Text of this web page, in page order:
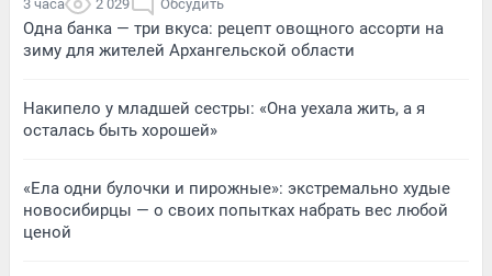
3 часа 2 029 Обсудить
Одна банка — три вкуса: рецепт овощного ассорти на
зиму для жителей Архангельской области
Накипело у младшей сестры: «Она уехала жить, а я
осталась быть хорошей»
«Ела одни булочки и пирожные»: экстремально худые
новосибирцы — о своих попытках набрать вес любой
ценой